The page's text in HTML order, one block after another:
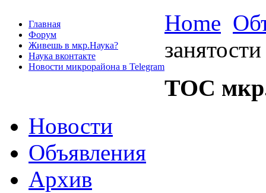
Главная
Форум
Живешь в мкр.Наука?
Наука вконтакте
Новости микрорайона в Telegram
Home
ТОС
Новости
Объявления
Архив